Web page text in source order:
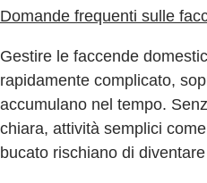
Domande frequenti sulle
Gestire le faccende
rapidamente complicato,
accumulano nel tempo.
chiara, attività semplici
bucato rischiano di